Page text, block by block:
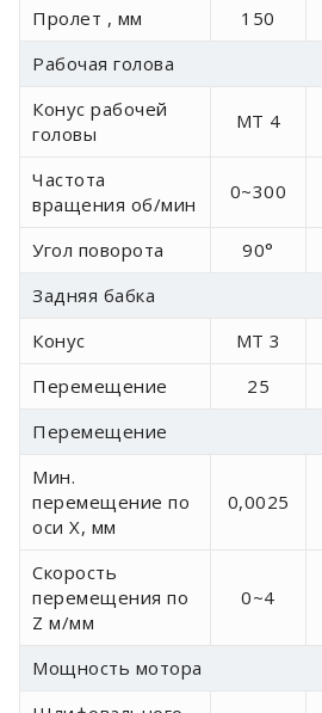
Пролет , мм
150
Рабочая голова
Конус рабочей
головы
МТ 4
Частота
вращения об/мин
0~300
Угол поворота 90°
Задняя бабка
Конус
МТ 3
Перемещение
25
Перемещение
Мин.
перемещение по
оси X, мм
0,0025
Скорость
перемещения по
Z м/мм
0~4
Мощность мотора